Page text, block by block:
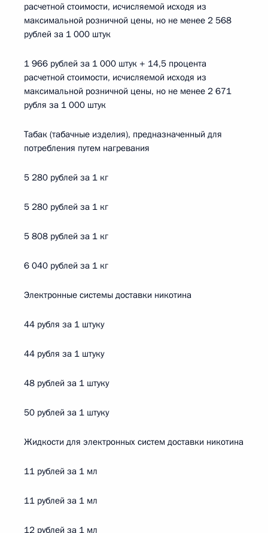
расчетной стоимости, исчисляемой исходя из
максимальной розничной цены, но не менее 2 568
рублей за 1 000 штук
1 966 рублей за 1 000 штук + 14,5 процента
расчетной стоимости, исчисляемой исходя из
максимальной розничной цены, но не менее 2 671
рубля за 1 000 штук
Табак (табачные изделия), предназначенный для
потребления путем нагревания
5 280 рублей за 1 кг
5 280 рублей за 1 кг
5 808 рублей за 1 кг
6 040 рублей за 1 кг
Электронные системы доставки никотина
44 рубля за 1 штуку
44 рубля за 1 штуку
48 рублей за 1 штуку
50 рублей за 1 штуку
Жидкости для электронных систем доставки никотина
11 рублей за 1 мл
11 рублей за 1 мл
12 рублей за 1 мл